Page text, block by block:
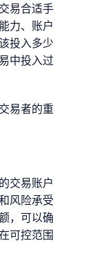
易合适手
力、账户
投入多少
中投入过
易者的重
交易账户
风险承受
，可以确
可控范围